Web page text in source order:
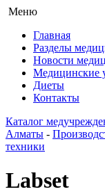
Меню
Главная
Разделы
Новости
Медицинские
Диеты
Контакты
Каталог
Алматы -
техники
Labset